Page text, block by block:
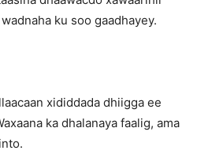
ku soo gaadhayey.
xididdada dhiigga ee
ka dhalanaya faalig, ama